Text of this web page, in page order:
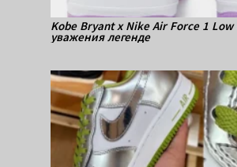
Kobe Bryant x Nike Air Force 1
уважения легенде